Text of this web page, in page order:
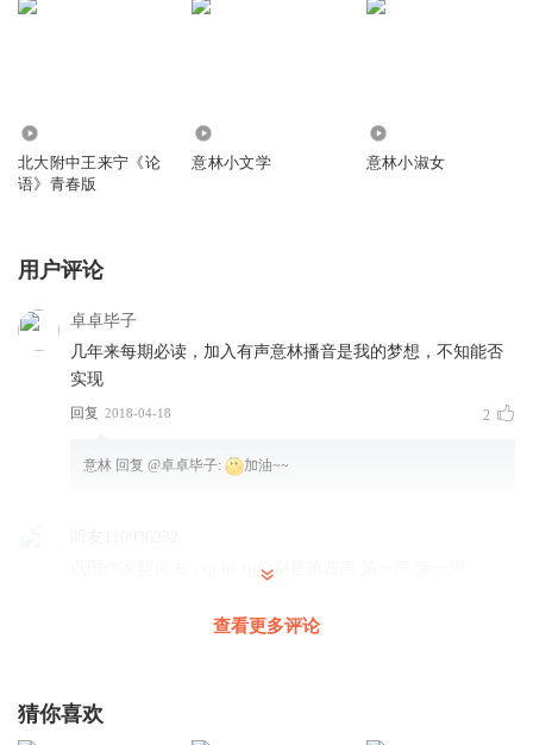
北大附中王来宁《论
语》青春版
意林小文学 意林小淑女
用户评论
卓卓毕子
几年来每期必读，加入有声意林播音是我的梦想，不知能否
实现
回复 2018-04-18 2
意林 回复 @卓卓毕子: 加油~~
俄国作家契诃夫，qi he fu分别是第四声 第一声 第一声
回复
查看更多评论
猜你喜欢